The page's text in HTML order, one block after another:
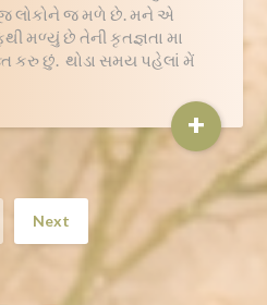
લોકોને જ મળે છે. મને એ
મળ્યું છે તેની કૃતજ્ઞતા મા
કરુ છું. થોડા સમય પહેલાં મેં
+
Next